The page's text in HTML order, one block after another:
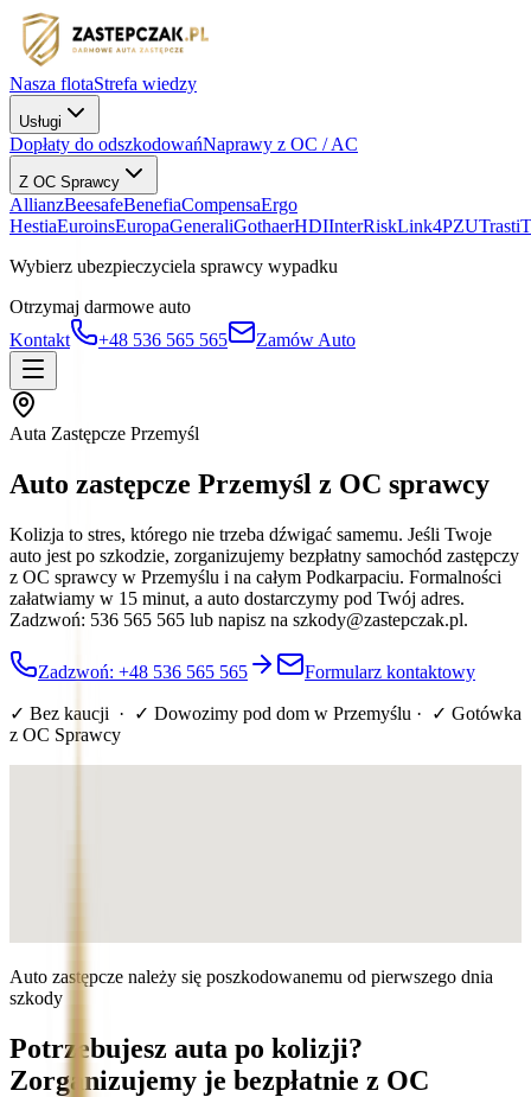
Nasza flotaStrefa wiedzy
Usługi
Dopłaty do odszkodowańNaprawy z OC / AC
Z OC Sprawcy
AllianzBeesafeBenefiaCompensaErgo
HestiaEuroinsEuropaGeneraliGothaerHDIInterRiskLink4PZUTrasti
Wybierz ubezpieczyciela sprawcy wypadku
Otrzymaj darmowe auto
Kontakt
+48 536 565 565 Zamów Auto
Auta Zastępcze Przemyśl
Auto zastępcze Przemyśl z OC sprawcy
Kolizja to stres, którego nie trzeba dźwigać samemu. Jeśli Twoje
auto jest po szkodzie, zorganizujemy bezpłatny samochód zastępczy
z OC sprawcy w Przemyślu i na całym Podkarpaciu. Formalności
załatwiamy w 15 minut, a auto dostarczymy pod Twój adres.
Zadzwoń: 536 565 565 lub napisz na szkody@zastepczak.pl.
Zadzwoń: +48 536 565 565 Formularz kontaktowy
✓ Bez kaucji · ✓ Dowozimy pod dom w Przemyślu · ✓ Gotówka
z OC Sprawcy
Auto zastępcze należy się poszkodowanemu od pierwszego dnia
szkody
Potrzebujesz auta po kolizji?
Zorganizujemy je bezpłatnie z OC